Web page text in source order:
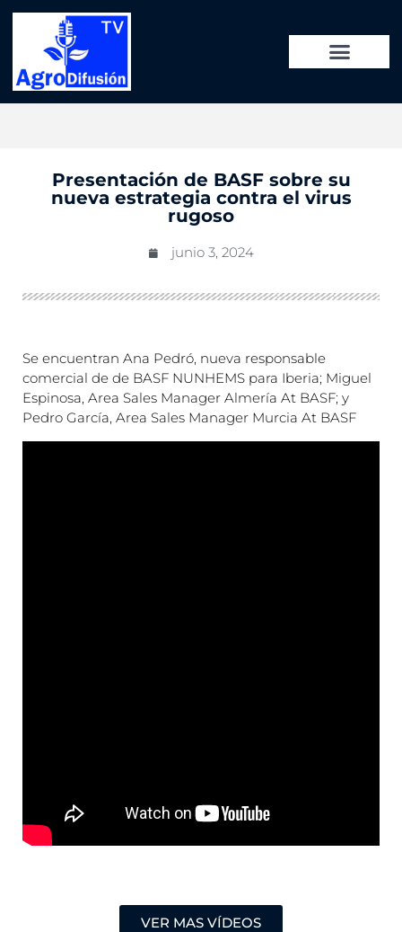
Presentación de BASF sobre su
nueva estrategia contra el virus
rugoso
junio 3, 2024
Se encuentran Ana Pedró, nueva responsable
comercial de de BASF NUNHEMS para Iberia; Miguel
Espinosa, Area Sales Manager Almería At BASF; y
Pedro García, Area Sales Manager Murcia At BASF
VER MAS VÍDEOS